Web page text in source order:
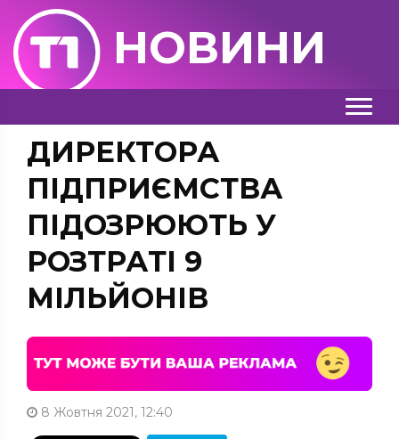
НОВИНИ
ДИРЕКТОРА
ПІДПРИЄМСТВА
ПІДОЗРЮЮТЬ У
РОЗТРАТІ 9
МІЛЬЙОНІВ
8 Жовтня 2021, 12:40